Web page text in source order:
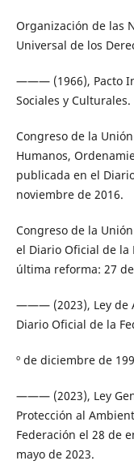
Organización de las
Universal de los
——— (1966), Pacto
Sociales y Culturales.
Congreso de la
Humanos,
publicada en el
noviembre de 2016.
Congreso de la
el Diario Oficial de la
última reforma: 27
——— (2023), Ley de
Diario Oficial de la
º de diciembre de
——— (2023), Ley
Protección al
Federación el 28 de
mayo de 2023.